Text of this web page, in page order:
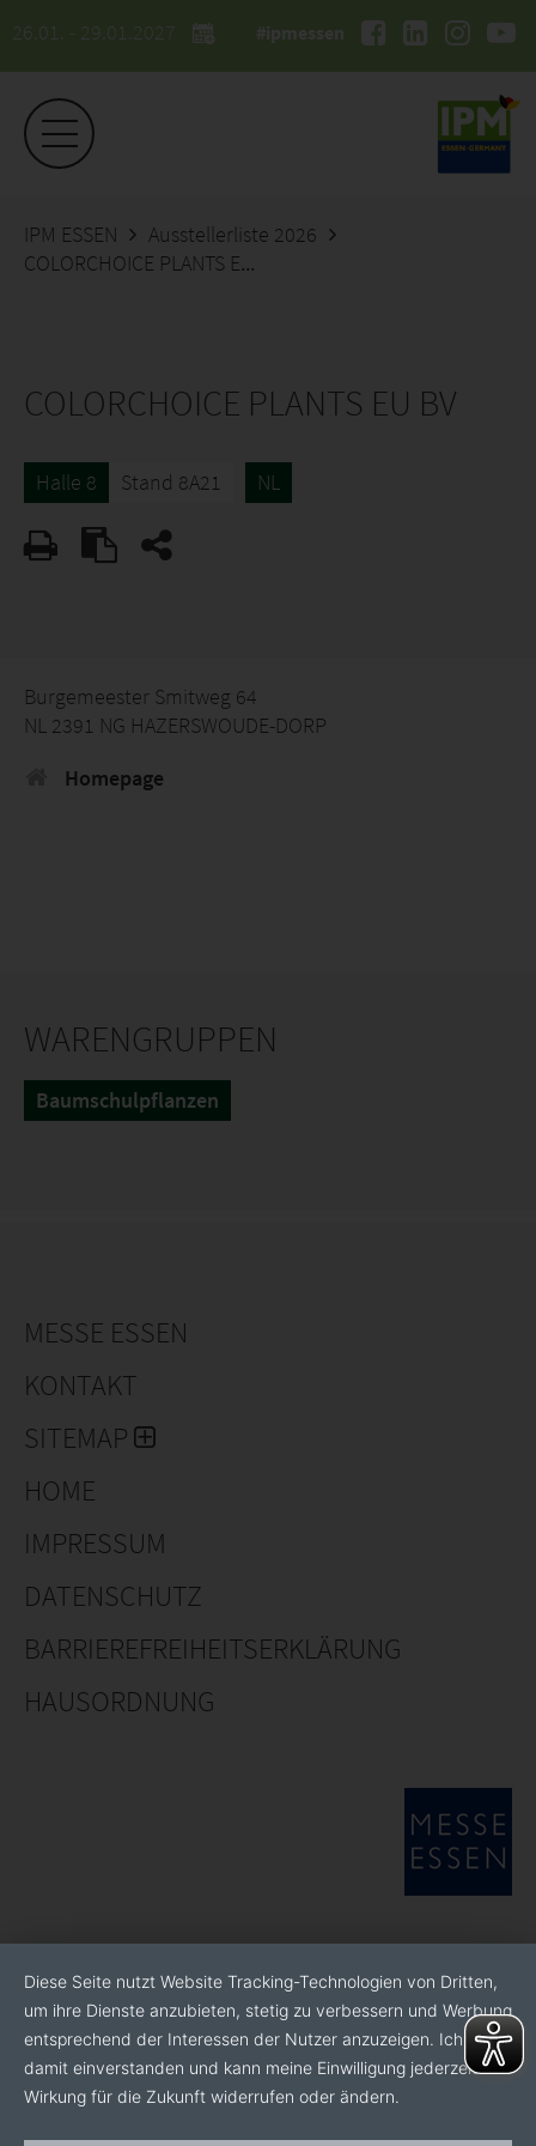
26.01. - 29.01.2027 #ipmessen
IPM ESSEN
Ausstellerliste 2026
COLORCHOICE PLANTS EU BV
COLORCHOICE PLANTS EU BV
Halle 8 Stand 8A21 NL
Burgemeester Smitweg 64
NL 2391 NG HAZERSWOUDE-DORP
Homepage
WARENGRUPPEN
Baumschulpflanzen
MESSE ESSEN
KONTAKT
SITEMAP
HOME
IMPRESSUM
DATENSCHUTZ
BARRIEREFREIHEITSERKLÄRUNG
HAUSORDNUNG
Diese Seite nutzt Website Tracking-Technologien von Dritten,
um ihre Dienste anzubieten, stetig zu verbessern und Werbung
entsprechend der Interessen der Nutzer anzuzeigen. Ich bin
damit einverstanden und kann meine Einwilligung jederzeit mit
Wirkung für die Zukunft widerrufen oder ändern.